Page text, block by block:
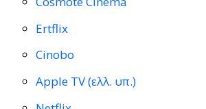
Ertflix
Cinobo
Apple TV (ελλ. υπ.)